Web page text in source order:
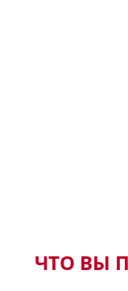
ЧТО ВЫ